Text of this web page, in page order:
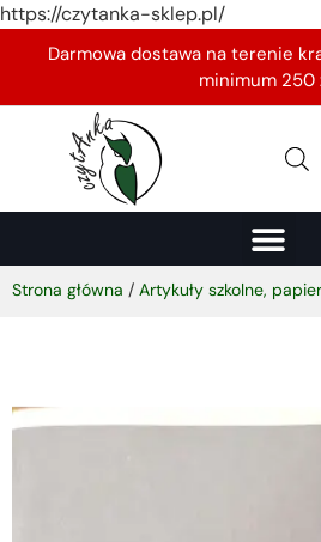
https://czytanka-sklep.pl/
Darmowa dostawa na terenie
minimum 250
Strona główna / Artykuły szkolne,